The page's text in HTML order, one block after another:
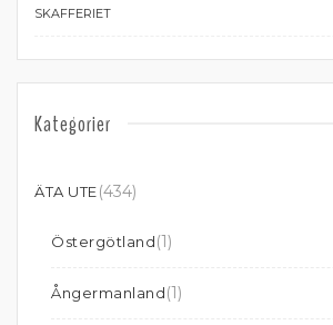
SKAFFERIET
Kategorier
ÄTA UTE(434)
Östergötland(1)
Ångermanland(1)